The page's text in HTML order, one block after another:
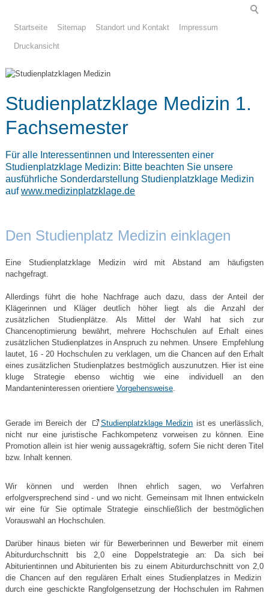
Startseite Sitemap Standort und Kontakt Impressum
Druckansicht
Studienplatzklage Medizin 1.
Fachsemester
Für alle Interessentinnen und Interessenten einer
Studienplatzklage Medizin: Bitte beachten Sie unsere
ausführliche Sonderdarstellung Studienplatzklage Medizin
aufwww.medizinplatzklage.de
Den Studienplatz Medizin einklagen
Eine Studienplatzklage Medizin wird mit Abstand am häufigsten
nachgefragt.
Allerdings führt die hohe Nachfrage auch dazu, dass der Anteil der
Klägerinnen und Kläger deutlich höher liegt als die Anzahl der
zusätzlichen Studienplätze. Als Mittel der Wahl hat sich zur
Chancenoptimierung bewährt, mehrere Hochschulen auf Erhalt eines
zusätzlichen Studienplatzes in Anspruch zu nehmen. Unsere Empfehlung
lautet, 16 - 20 Hochschulen zu verklagen, um die Chancen auf den Erhalt
eines zusätzlichen Studienplatzes bestmöglich auszunutzen. Hier ist eine
kluge Strategie ebenso wichtig wie eine individuell an den
Mandanteninteressen orientiere Vorgehensweise.
Gerade im Bereich der Studienplatzklage Medizin ist es unerlässlich,
nicht nur eine juristische Fachkompetenz vorweisen zu können. Eine
Promotion allein ist hier wenig aussagekräftig, sofern Sie nicht deren Titel
bzw. Inhalt kennen.
Wir können und werden Ihnen ehrlich sagen, wo Verfahren
erfolgversprechend sind - und wo nicht. Gemeinsam mit Ihnen entwickeln
wir eine für Sie optimale Strategie einschließlich der bestmöglichen
Vorauswahl an Hochschulen.
Darüber hinaus bieten wir für Bewerberinnen und Bewerber mit einem
Abiturdurchschnitt bis 2,0 eine Doppelstrategie an: Da sich bei
Abiturientinnen und Abiturienten bis zu einem Abiturdurchschnitt von 2,0
die Chancen auf den regulären Erhalt eines Studienplatzes in Medizin
durch eine geschickte Rangfolgensetzung der Hochschulen im Rahmen